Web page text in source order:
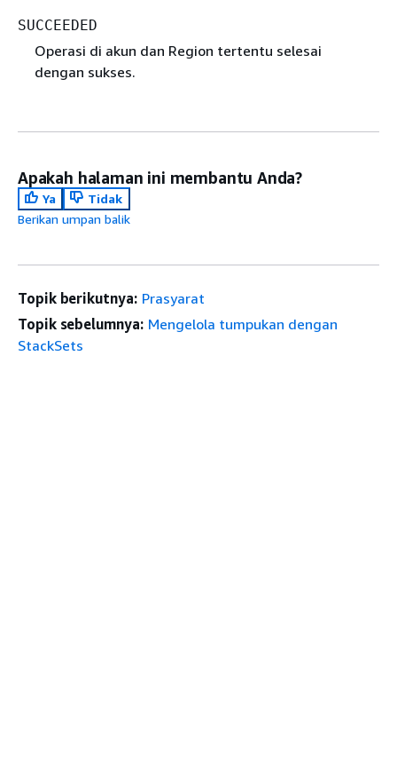
SUCCEEDED
Operasi di akun dan Region tertentu selesai
dengan sukses.
Apakah halaman ini membantu Anda?
Ya
Tidak
Berikan umpan balik
Topik berikutnya: Prasyarat
Topik sebelumnya: Mengelola tumpukan dengan
StackSets